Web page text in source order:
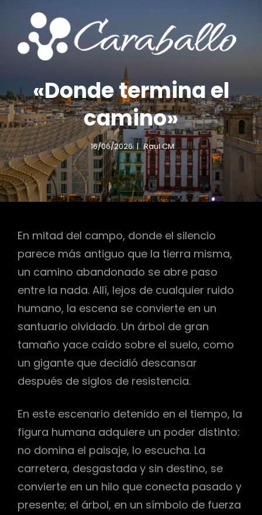
«Donde termina el
camino»
16/06/2026 Raul CM
En mitad del campo, donde el silencio
parece más antiguo que la tierra misma,
un camino abandonado se abre paso
entre la nada. Allí, lejos de cualquier ruido
humano, la escena se convierte en un
santuario olvidado. Un árbol de gran
tamaño yace caído sobre el suelo, como
un gigante que decidió descansar
después de siglos de resistencia.
En este escenario detenido en el tiempo, la
figura humana adquiere un poder distinto:
no domina el paisaje, lo escucha. La
carretera, desgastada y sin destino, se
convierte en un hilo que conecta pasado y
presente; el árbol, en un símbolo de fuerza